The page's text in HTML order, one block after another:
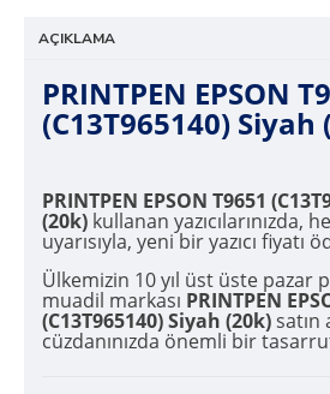
AÇIKLAMA
PRINTPEN EPSON
(C13T965140) Siyah
PRINTPEN EPSON T9651
(20k) kullanan yazıcılarınızda,
uyarısıyla, yeni bir yazıcı fiyatı
Ülkemizin 10 yıl üst üste pazar
muadil markası PRINTPEN
(C13T965140) Siyah (20k)satın
cüzdanınızda önemli bir